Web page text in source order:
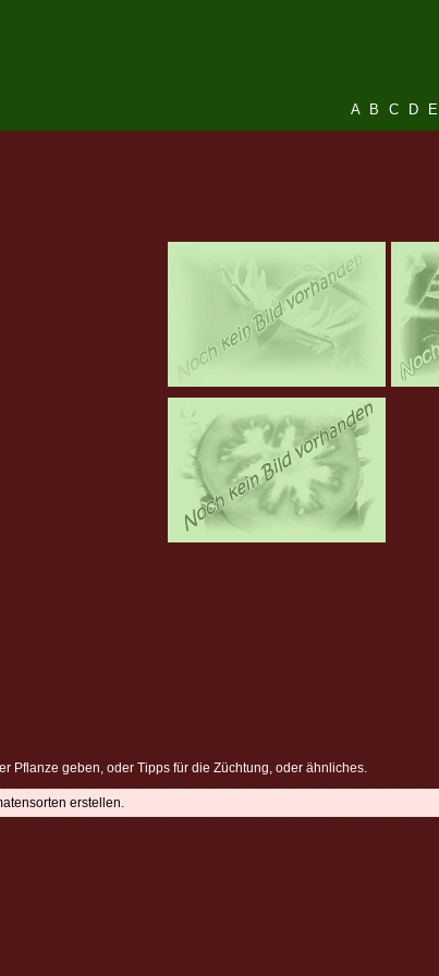
A B C D E
Pflanze geben, oder Tipps für die Züchtung, oder ähnliches.
erstellen.